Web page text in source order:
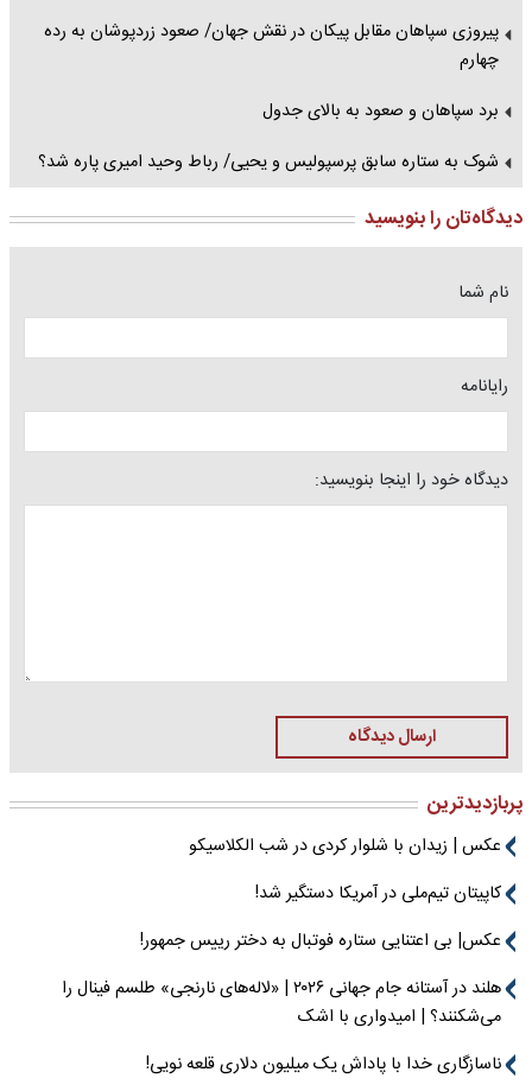
پیروزی سپاهان مقابل پیکان در نقش جهان/ صعود زردپوشان به رده
چهارم
برد سپاهان و صعود به بالای جدول
شوک به ستاره سابق پرسپولیس و یحیی/ رباط وحید امیری پاره شد؟
دیدگاه‌تان را بنویسید
نام شما
رایانامه
دیدگاه خود را اینجا بنویسید:
ارسال دیدگاه
پربازدیدترین
عکس | زیدان با شلوار کردی در شب الکلاسیکو
کاپیتان تیم‌ملی در آمریکا دستگیر شد!
عکس| بی اعتنایی ستاره فوتبال به دختر رییس جمهور!
هلند در آستانه جام جهانی ۲۰۲۶ | «لاله‌های نارنجی» طلسم فینال را
می‌شکنند؟ | امیدواری با اشک
ناسازگاری خدا با پاداش یک میلیون دلاری قلعه نویی!